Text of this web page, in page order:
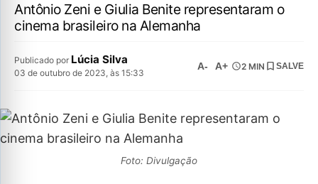
Antônio Zeni e Giulia Benite representaram o
cinema brasileiro na Alemanha
Publicado por Lúcia Silva
03 de outubro de 2023, às 15:33
A- A+ 2 MIN SALVE
Foto: Divulgação